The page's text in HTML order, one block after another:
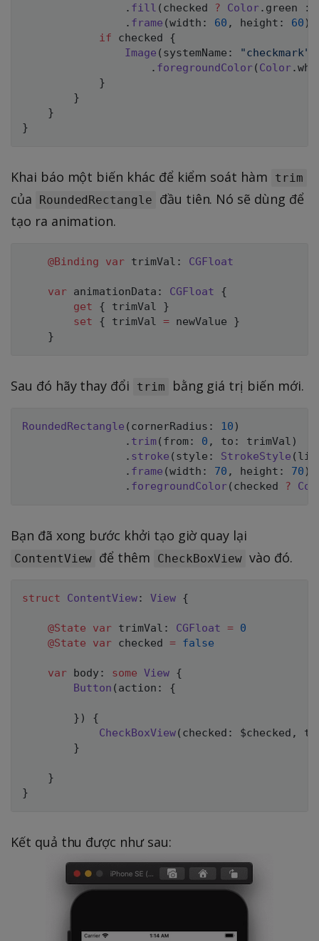
. fill ( checked ? Color. green :
. frame (width : 60 , height : 60 )
if checked {
Image ( systemName : "checkmark"
. foregroundColor( Color.
}
}
}
}
Khai báo một biến khác để kiểm soát hàm trim
của RoundedRectangle
đầu tiên. Nó sẽ dùng để
tạo ra animation.
@Binding var trimVal : CGFloat
var animationData : CGFloat
{
get
{ trimVal }
set
{ trimVal = newValue }
}
Sau đó hãy thay đổi trim bằng giá trị biến mới.
RoundedRectangle ( cornerRadius : 10 )
. trim( from: 0 , to : trimVal )
. stroke ( style : StrokeStyle (
. frame (width : 70 , height : 70 )
. foregroundColor( checked ?
Bạn đã xong bước khởi tạo giờ quay lại
ContentView để thêm CheckBoxView vào đó.
struct ContentView: View {
@State var trimVal : CGFloat = 0
@State
var checked = false
var body: some View {
Button ( action : {
} )
{
CheckBoxView( checked : $checked ,
}
}
}
Kết quả thu được như sau: